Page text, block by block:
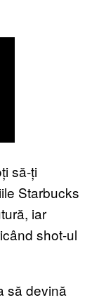
să-ți
Starbucks
iar
shot-ul
să devină